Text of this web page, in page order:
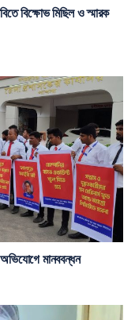
বিক্ষোভ মিছিল ও স্মারক
অভিযোগে মানববন্ধন